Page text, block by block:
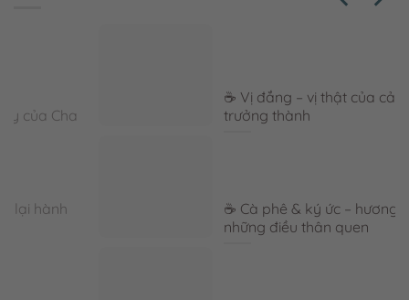
☕ Vị đắng – vị thật của cảm xúc
trưởng thành
☕ Cà phê & ký ức – hương vị lưu giữ
những điều thân quen